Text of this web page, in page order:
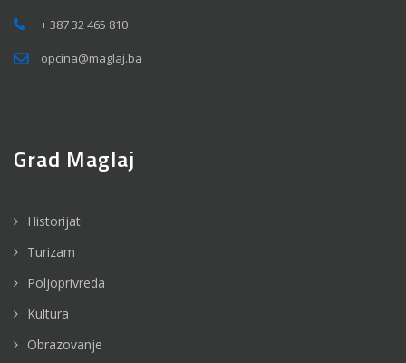
+ 387 32 465 810
opcina@maglaj.ba
Grad Maglaj
Historijat
Turizam
Poljoprivreda
Kultura
Obrazovanje